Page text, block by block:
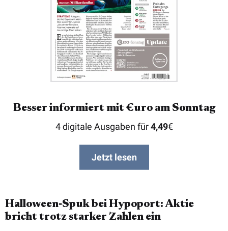
Besser informiert mit €uro am Sonntag
4 digitale Ausgaben für4,49€
Jetzt lesen
Halloween‑Spuk bei Hypoport: Aktie
bricht trotz starker Zahlen ein